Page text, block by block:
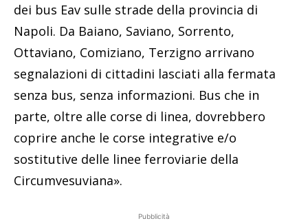
dei bus Eav sulle strade della provincia di
Napoli. Da Baiano, Saviano, Sorrento,
Ottaviano, Comiziano, Terzigno arrivano
segnalazioni di cittadini lasciati alla fermata
senza bus, senza informazioni. Bus che in
parte, oltre alle corse di linea, dovrebbero
coprire anche le corse integrative e/o
sostitutive delle linee ferroviarie della
Circumvesuviana».
Pubblicità